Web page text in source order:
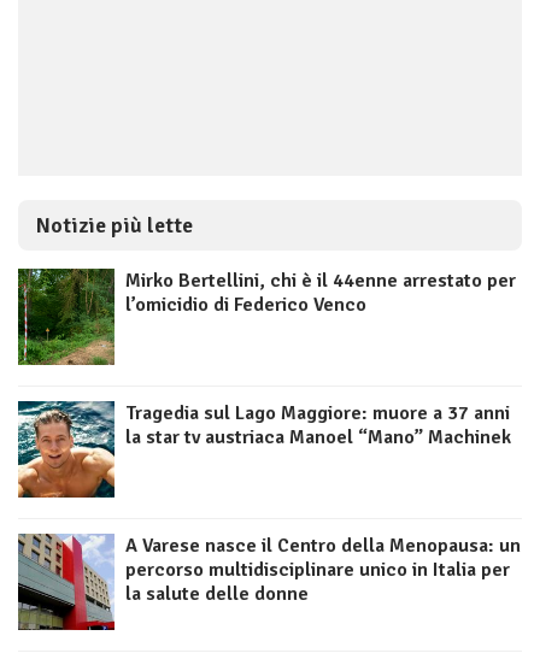
Notizie più lette
Mirko Bertellini, chi è il 44enne arrestato per
l’omicidio di Federico Venco
Tragedia sul Lago Maggiore: muore a 37 anni
la star tv austriaca Manoel “Mano” Machinek
A Varese nasce il Centro della Menopausa: un
percorso multidisciplinare unico in Italia per
la salute delle donne